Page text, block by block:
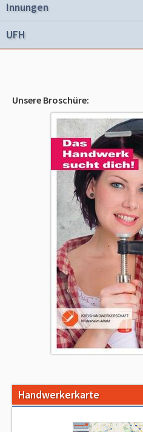
Innungen
UFH
Unsere Broschüre:
Handwerkerkarte